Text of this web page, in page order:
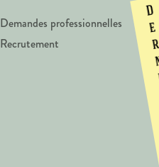
Demandes professionnelles
Recrutement
D
e